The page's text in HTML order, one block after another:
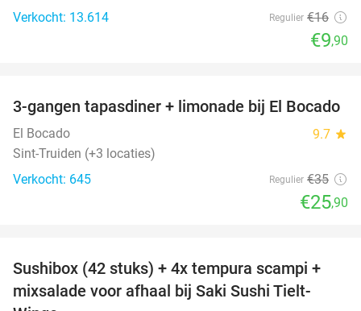
Verkocht: 13.614
Regulier €16
€9,90
26%
3-gangen tapasdiner + limonade bij El Bocado
El Bocado 9.7 star
Sint-Truiden (+3 locaties)
Verkocht: 645
Regulier €35
€25,90
51%
Sushibox (42 stuks) + 4x tempura scampi +
mixsalade voor afhaal bij Saki Sushi Tielt-